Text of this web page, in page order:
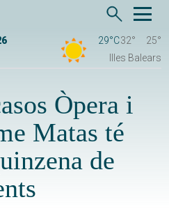
29°C32°
25°
Illes Balears
Òpera i
Matas té
de